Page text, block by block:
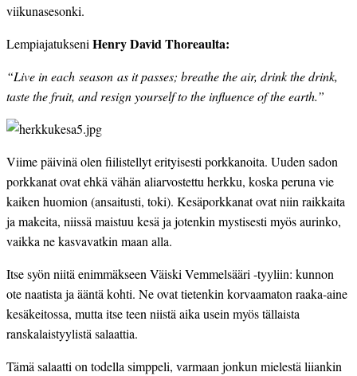
viikunasesonki.
Lempiajatukseni Henry David Thoreaulta:
“Live in each season as it passes; breathe the air, drink the drink,
taste the fruit, and resign yourself to the influence of the earth.”
Viime päivinä olen fiilistellyt erityisesti porkkanoita. Uuden sadon
porkkanat ovat ehkä vähän aliarvostettu herkku, koska peruna vie
kaiken huomion (ansaitusti, toki). Kesäporkkanat ovat niin raikkaita
ja makeita, niissä maistuu kesä ja jotenkin mystisesti myös aurinko,
vaikka ne kasvavatkin maan alla.
Itse syön niitä enimmäkseen Väiski Vemmelsääri -tyyliin: kunnon
ote naatista ja ääntä kohti. Ne ovat tietenkin korvaamaton raaka-aine
kesäkeitossa, mutta itse teen niistä aika usein myös tällaista
ranskalaistyylistä salaattia.
Tämä salaatti on todella simppeli, varmaan jonkun mielestä liiankin